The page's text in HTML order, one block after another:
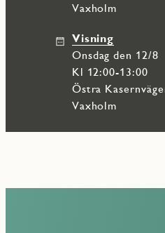
Vaxholm
Visning
onsdag den 12/8
Kl 12:00-13:00
Östra
Vaxholm